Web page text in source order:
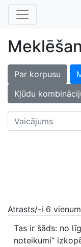
Par korpusu
Kļūdu
Atrasts/-i 6
Tas ir šāds: no
noteikumi”